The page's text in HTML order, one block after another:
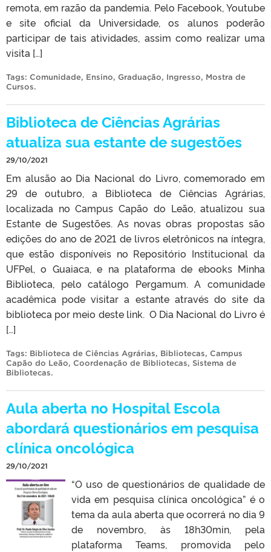
remota, em razão da pandemia. Pelo Facebook, Youtube
e site oficial da Universidade, os alunos poderão
participar de tais atividades, assim como realizar uma
visita […]
Tags: Comunidade, Ensino, Graduação, Ingresso, Mostra de
Cursos.
Biblioteca de Ciências Agrárias
atualiza sua estante de sugestões
29/10/2021
Em alusão ao Dia Nacional do Livro, comemorado em
29 de outubro, a Biblioteca de Ciências Agrárias,
localizada no Campus Capão do Leão, atualizou sua
Estante de Sugestões. As novas obras propostas são
edições do ano de 2021 de livros eletrônicos na íntegra,
que estão disponíveis no Repositório Institucional da
UFPel, o Guaiaca, e na plataforma de ebooks Minha
Biblioteca, pelo catálogo Pergamum. A comunidade
acadêmica pode visitar a estante através do site da
biblioteca por meio deste link. O Dia Nacional do Livro é
[…]
Tags: Biblioteca de Ciências Agrárias, Bibliotecas, Campus
Capão do Leão, Coordenação de Bibliotecas, Sistema de
Bibliotecas.
Aula aberta no Hospital Escola
abordará questionários em pesquisa
clínica oncológica
29/10/2021
“O uso de questionários de qualidade de
vida em pesquisa clínica oncológica” é o
tema da aula aberta que ocorrerá no dia 9
de novembro, às 18h30min, pela
plataforma Teams, promovida pelo